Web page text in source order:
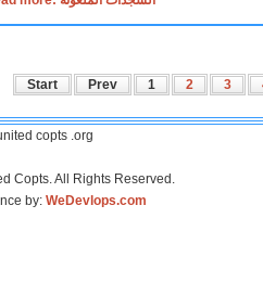
Start Prev 1 2 3
copts .org
Copts. All Rights Reserved.
by: WeDevlops.com